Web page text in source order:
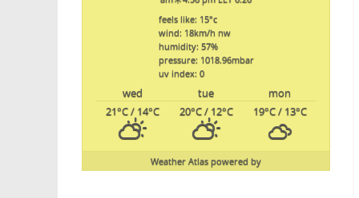
feels like: 15°c
wind: 18km/h nw
humidity: 57%
pressure: 1018.96mbar
uv index: 0
mon
tue
wed
19°C/ 13°C
20°C/ 12°C
21°C/ 14°C
powered by
Weather Atlas